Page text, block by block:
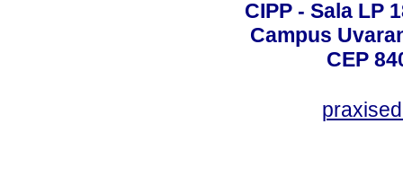
CIPP - Sala LP
Campus
CEP